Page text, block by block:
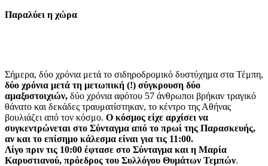
Παραλύει η χώρα
Σήμερα, δύο χρόνια μετά το σιδηροδρομικό δυστύχημα στα Τέμπη,
δύο χρόνια μετά τη μετωπική (!) σύγκρουση δύο
αμαξοστοιχιών, δύο χρόνια αφότου 57 άνθρωποι βρήκαν τραγικό
θάνατο και δεκάδες τραυματίστηκαν, το κέντρο της Αθήνας
βουλιάζει από τον κόσμο. Ο κόσμος είχε αρχίσει να
συγκεντρώνεται στο Σύνταγμα από το πρωί της Παρασκευής,
αν και το επίσημο κάλεσμα είναι για τις 11:00.
Λίγο πριν τις 10:00 έφτασε στο Σύνταγμα και η Μαρία
Καρυστιανού, πρόεδρος του Συλλόγου Θυμάτων Τεμπών.